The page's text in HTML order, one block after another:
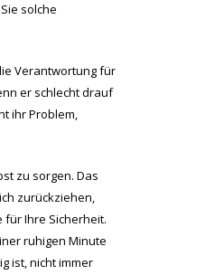
solche
Verantwortung für
er schlecht drauf
ihr Problem,
zu sorgen. Das
zurückziehen,
für Ihre Sicherheit.
ruhigen Minute
ist, nicht immer